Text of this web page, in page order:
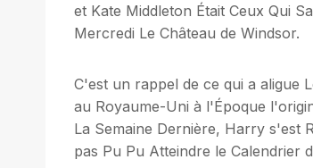
et Kate Middleton Était Ceux Qui
Mercredi Le Château de Windsor.
C'est un rappel de ce qui a aligue
au Royaume-Uni à l'Époque
La Semaine Dernière, Harry s'est
pas Pu Pu Atteindre le Calendrier